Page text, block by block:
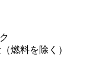
燃料を除く）